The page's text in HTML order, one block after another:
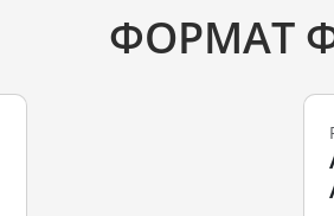
ФОРМАТ